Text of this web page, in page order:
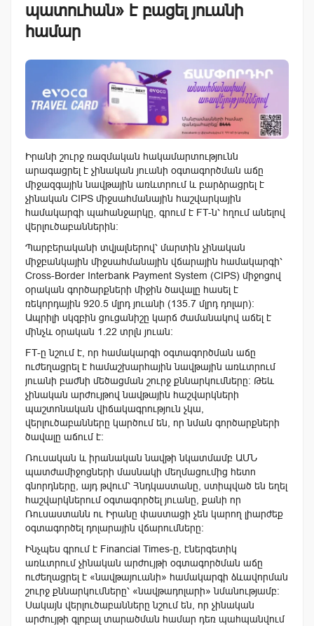
պատուհան» է բացել յուանի
համար
Իրանի շուրջ ռազմական հակամարտությունն
արագացրել է չինական յուանի օգտագործման աճը
միջազգային նավթային առևտրում և բարձրացրել է
չինական CIPS միջսահմանային հաշվարկային
համակարգի պահանջարկը, գրում է FT-ն՝ հղում անելով
վերլուծաբաններին։
Պարբերականի տվյալներով՝ մարտին չինական
միջբանկային միջսահմանային վճարային համակարգի՝
Cross-Border Interbank Payment System (CIPS) միջոցով
օրական գործարքների միջին ծավալը հասել է
ռեկորդային 920.5 մլրդ յուանի (135.7 մլրդ դոլար)։
Ապրիլի սկզբին ցուցանիշը կարճ ժամանակով աճել է
մինչև օրական 1.22 տրլն յուան։
FT-ը նշում է, որ համակարգի օգտագործման աճը
ուժեղացրել է համաշխարհային նավթային առևտրում
յուանի բաժնի մեծացման շուրջ քննարկումները։ Թեև
չինական արժույթով նավթային հաշվարկների
պաշտոնական վիճակագրություն չկա,
վերլուծաբանները կարծում են, որ նման գործարքների
ծավալը աճում է։
Ռուսական և իրանական նավթի նկատմամբ ԱՄՆ
պատժամիջոցների մասնակի մեղմացումից հետո
գնորդները, այդ թվում՝ Հնդկաստանը, ստիպված են եղել
հաշվարկներում օգտագործել յուանը, քանի որ
Ռուսաստանն ու Իրանը փաստացի չեն կարող լիարժեք
օգտագործել դոլարային վճարումները։
Ինչպես գրում է Financial Times-ը, էներգետիկ
առևտրում չինական արժույթի օգտագործման աճը
ուժեղացրել է «նավթայուանի» համակարգի ձևավորման
շուրջ քննարկումները՝ «նավթադոլարի» նմանությամբ։
Սակայն վերլուծաբանները նշում են, որ չինական
արժույթի գլոբալ տարածման համար դեռ պահպանվում